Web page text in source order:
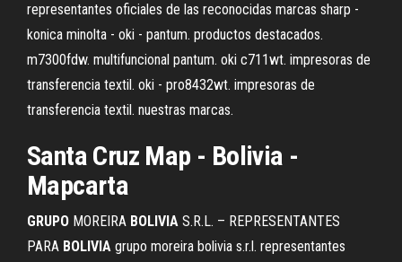
representantes oficiales de las reconocidas marcas sharp -
konica minolta - oki - pantum. productos destacados.
m7300fdw. multifuncional pantum. oki c711wt. impresoras de
transferencia textil. oki - pro8432wt. impresoras de
transferencia textil. nuestras marcas.
Santa Cruz Map - Bolivia -
Mapcarta
GRUPO MOREIRA BOLIVIA S.R.L. – REPRESENTANTES
PARA BOLIVIA grupo moreira bolivia s.r.l. representantes